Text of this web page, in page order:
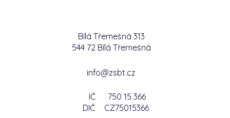
Bílá Třemešná 313
544 72 Bílá Třemešná
info@zsbt.cz
IČ
750 15 366
DIČ
CZ75015366